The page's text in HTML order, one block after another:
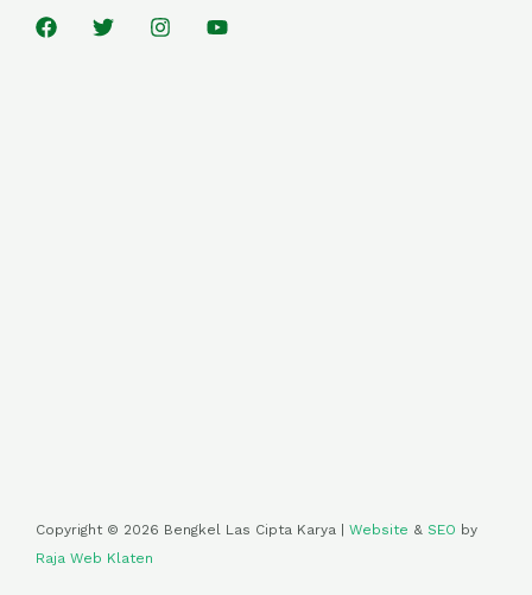
Copyright © 2026 Bengkel Las Cipta Karya | Website & SEO by
Raja Web Klaten